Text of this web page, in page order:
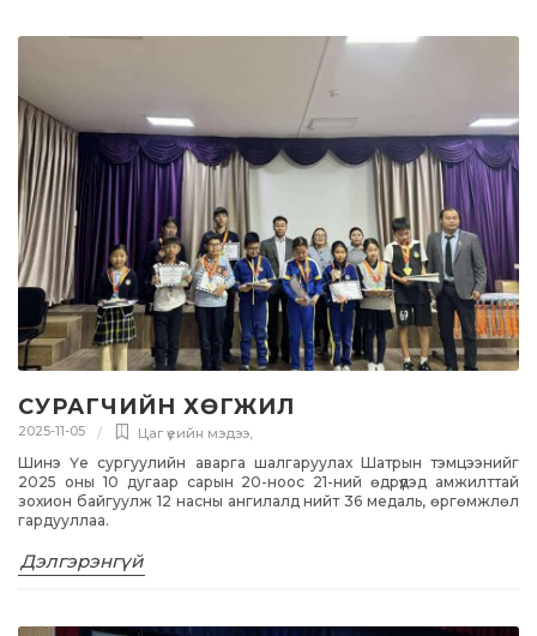
СУРАГЧИЙН ХӨГЖИЛ
2025-11-05 Цаг үеийн мэдээ,
Шинэ Үе сургуулийн аварга шалгаруулах Шатрын тэмцээнийг
2025 оны 10 дугаар сарын 20-ноос 21-ний өдрүүдэд амжилттай
зохион байгуулж 12 насны ангилалд нийт 36 медаль, өргөмжлөл
гардууллаа.
Дэлгэрэнгүй